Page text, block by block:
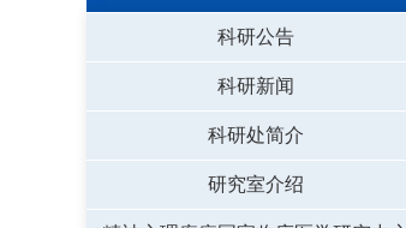
科研公告
科研新闻
科研处简介
研究室介绍